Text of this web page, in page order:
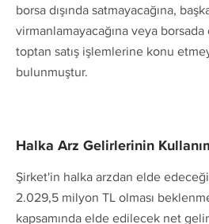
borsa dışında satmayacağına,
virmanlamayacağına veya
toptan satış işlemlerine konu
bulunmuştur.
Halka Arz Gelirlerinin
Şirket'in halka arzdan elde
2.029,5 milyon TL olması
kapsamında elde edilecek net gelir